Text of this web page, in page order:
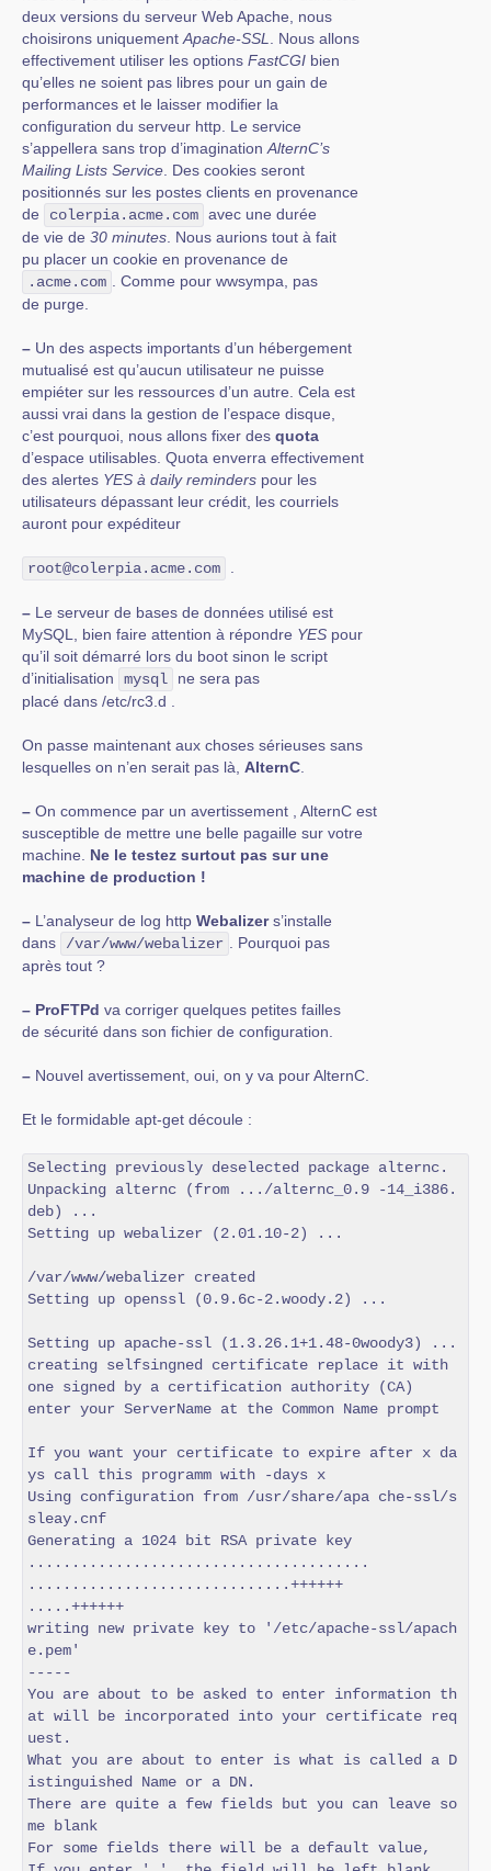
deux versions du serveur Web Apache, nous
choisirons uniquement Apache-SSL
. Nous allons
effectivement utiliser les options FastCGI bien
qu’elles ne soient pas libres pour un gain de
performances et le laisser modifier la
configuration du serveur http. Le service
s’appellera sans trop d’imagination AlternC’s
Mailing Lists Service . Des cookies seront
positionnés sur les postes clients en provenance
de
colerpia.acme.com avec une durée
de vie de 30 minutes . Nous aurions tout à fait
pu placer un cookie en provenance de
.acme.com
. Comme pour wwsympa, pas
de purge.
– Un des aspects importants d’un hébergement
mutualisé est qu’aucun utilisateur ne puisse
empiéter sur les ressources d’un autre. Cela est
aussi vrai dans la gestion de l’espace disque,
c’est pourquoi, nous allons fixer des quota
d’espace utilisables. Quota enverra effectivement
des alertes YES à daily reminders pour les
utilisateurs dépassant leur crédit, les courriels
auront pour expéditeur
root@colerpia.acme.com
– Le serveur de bases de données utilisé est
MySQL, bien faire attention à répondre YES pour
qu’il soit démarré lors du boot sinon le script
d’initialisation
mysql
ne sera pas
placé dans /etc/rc3.d .
On passe maintenant aux choses sérieuses sans
lesquelles on n’en serait pas là, AlternC
– On commence par un avertissement , AlternC est
susceptible de mettre une belle pagaille sur votre
machine. Ne le testez surtout pas sur une
machine de production !
– L’analyseur de log http Webalizers’installe
dans
/var/www/webalizer
. Pourquoi pas
après tout ?
– ProFTPd va corriger quelques petites failles
de sécurité dans son fichier de configuration.
– Nouvel avertissement, oui, on y va pour AlternC.
Et le formidable apt-get découle :
Selecting previously deselected package alternc.
Unpacking alternc (from .../alternc_0.9 -14_i386.
deb) ...
Setting up webalizer (2.01.10-2) ...
/var/www/webalizer created
Setting up openssl (0.9.6c-2.woody.2) ...
Setting up apache-ssl (1.3.26.1+1.48-0woody3) ...
creating selfsingned certificate replace it with
one signed by a certification authority (CA)
enter your ServerName at the Common Name prompt
If you want your certificate to expire after x da
ys call this programm with -days x
Using configuration from /usr/share/apa che-ssl/s
sleay.cnf
Generating a 1024 bit RSA private key
.......................................
..............................++++++
.....++++++
writing new private key to '/etc/apache-ssl/apach
e.pem'
-----
You are about to be asked to enter information th
at will be incorporated into your certificate req
uest.
What you are about to enter is what is called a D
istinguished Name or a DN.
There are quite a few fields but you can leave so
me blank
For some fields there will be a default value,